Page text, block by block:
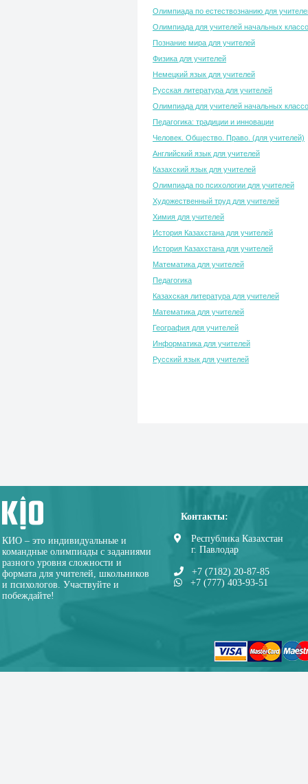
Олимпиада по естествознанию для
Олимпиада для учителей начальных
Познание мира для учителей
Физика для учителей
Немецкий язык для учителей
Русская литература для учителей
Олимпиада для учителей начальных
Педагогика: традиции и инновации
Человек. Общество. Право. (для учителей)
Английский язык для учителей
Казахский язык для учителей
Олимпиада по психологии для учителей
Художественный труд для учителей
Химия для учителей
История Казахстана для учителей
История Казахстана для учителей
Математика для учителей
Педагогика
Казахская литература для учителей
Математика для учителей
География для учителей
Информатика для учителей
Русский язык для учителей
КИО – это индивидуальные и
командные олимпиады с заданиями
разного уровня сложности и
формата для учителей, школьников
и психологов. Участвуйте и
побеждайте!
Контакты:
Республика Казахстан
г. Павлодар
+7 (7182) 20-87-85
+7 (777) 403-93-51